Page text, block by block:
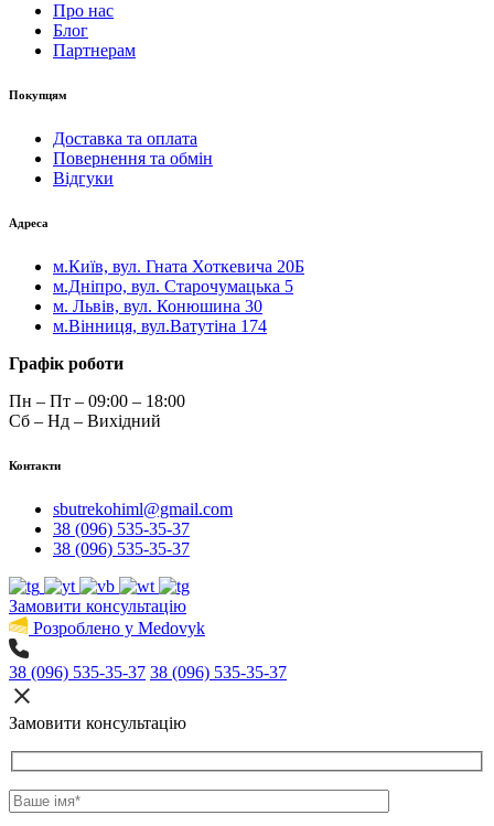
Про нас
Блог
Партнерам
Покупцям
Доставка та оплата
Повернення та обмін
Відгуки
Адреса
м.Київ, вул. Гната Хоткевича 20Б
м.Дніпро, вул. Старочумацька 5
м. Львів, вул. Конюшина 30
м.Вінниця, вул.Ватутіна 174
Графік роботи
Пн – Пт – 09:00 – 18:00
Сб – Нд – Вихідний
Контакти
sbutrekohiml@gmail.com
38 (096) 535-35-37
38 (096) 535-35-37
Замовити консультацію
Розроблено у Medovyk
38 (096) 535-35-37 38 (096) 535-35-37
Замовити консультацію